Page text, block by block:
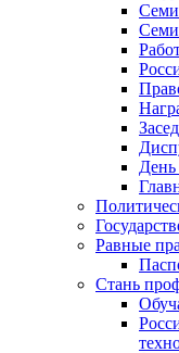
День
Равные
Стань